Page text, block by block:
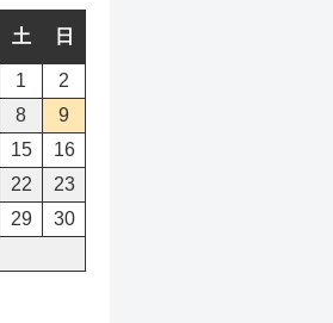
土 日
1
2
8
9
15
16
22
23
29
30